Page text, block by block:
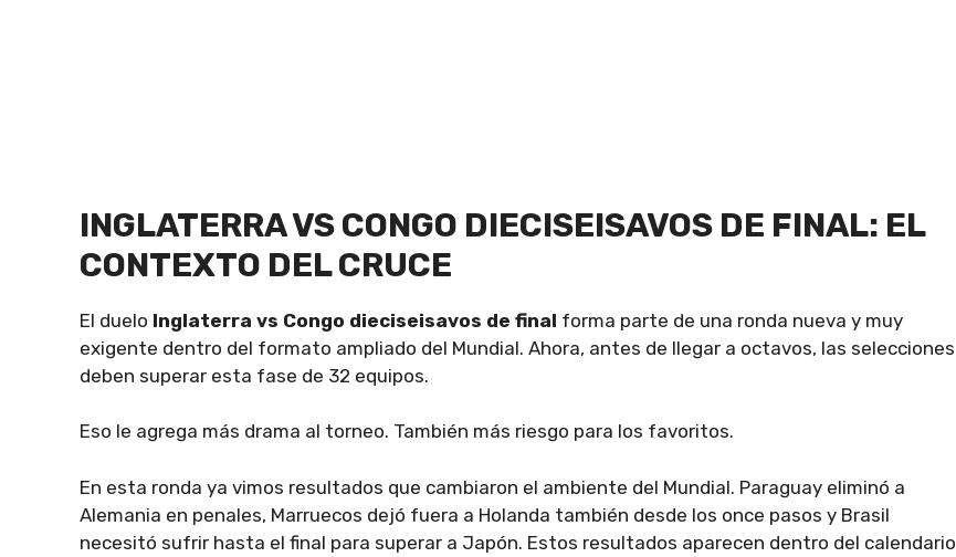
INGLATERRA VS CONGO DIECISEISAVOS DE FINAL: EL
CONTEXTO DEL CRUCE
El duelo Inglaterra vs Congo dieciseisavos de final forma parte de una ronda nueva y muy
exigente dentro del formato ampliado del Mundial. Ahora, antes de llegar a octavos, las selecciones
deben superar esta fase de 32 equipos.
Eso le agrega más drama al torneo. También más riesgo para los favoritos.
En esta ronda ya vimos resultados que cambiaron el ambiente del Mundial. Paraguay eliminó a
Alemania en penales, Marruecos dejó fuera a Holanda también desde los once pasos y Brasil
necesitó sufrir hasta el final para superar a Japón. Estos resultados aparecen dentro del calendario